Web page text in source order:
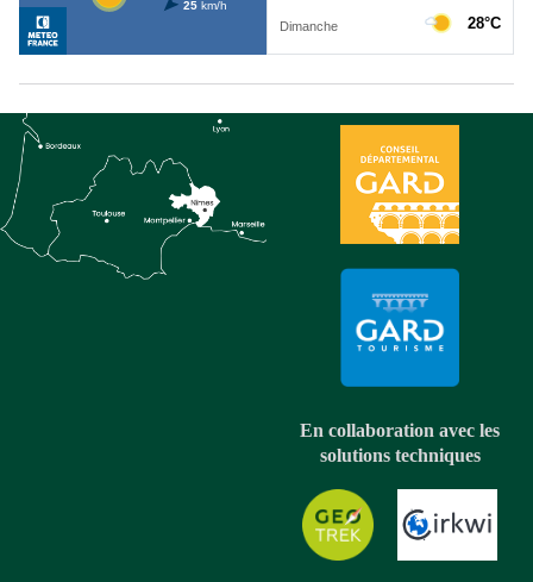
En collaboration avec les
solutions techniques